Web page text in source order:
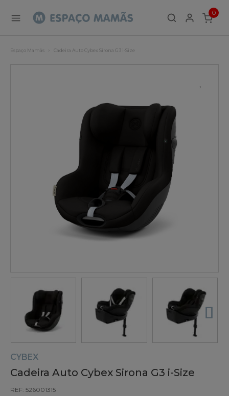
0
ITEMS
Espaço Mamãs Cadeira Auto Cybex Sirona G3 i-Size
CYBEX
Cadeira Auto Cybex Sirona G3 i-Size
REF: 526001315